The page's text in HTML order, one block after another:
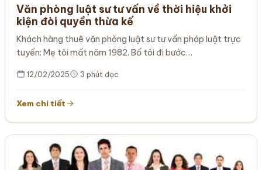
Văn phòng luật sư tư vấn về thời hiệu khởi
kiện đòi quyền thừa kế
Khách hàng thuê văn phòng luật sư tư vấn pháp luật trực
tuyến: Mẹ tôi mất năm 1982. Bố tôi đi bước…
12/02/2025 3 phút đọc
Xem chi tiết